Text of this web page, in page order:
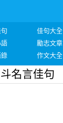
佳句大全
勵志文章
作文大全
名言佳句